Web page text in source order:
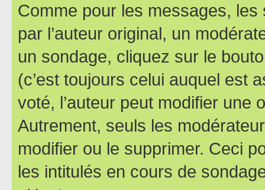
Comme pour les messages,
par l’auteur original, un
un sondage, cliquez sur le
(c’est toujours celui auquel est
voté, l’auteur peut modifier une
Autrement, seuls les
modifier ou le supprimer. Ceci
les intitulés en cours de